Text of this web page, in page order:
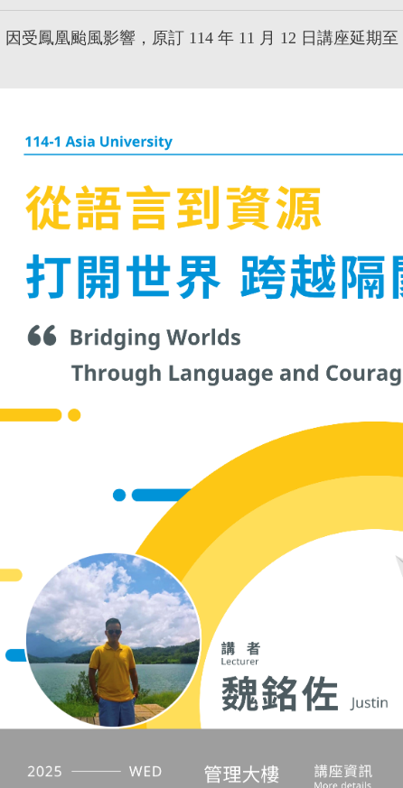
因受鳳凰颱風影響 ， 原訂 114 年 11 月 12 日講座延期至